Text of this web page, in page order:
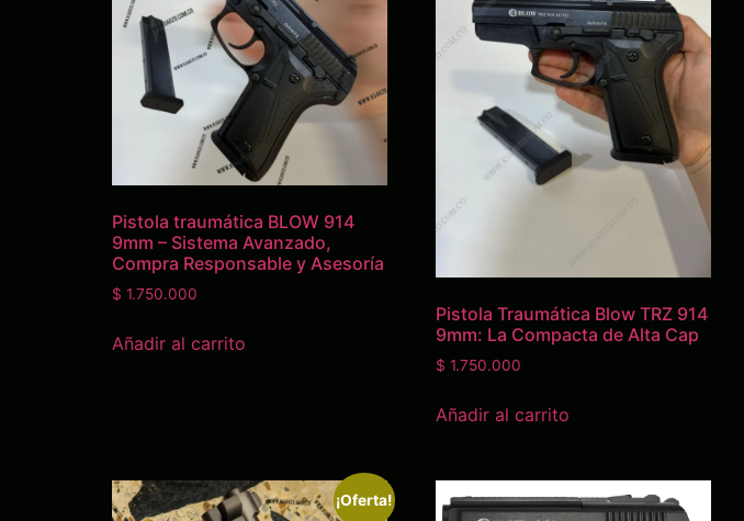
Pistola traumática BLOW 914
9mm – Sistema Avanzado,
Compra Responsable y Asesoría
$ 1.750.000
Añadir al carrito
Pistola Traumática Blow TRZ 914
9mm: La Compacta de Alta Cap
$ 1.750.000
Añadir al carrito
¡Oferta!